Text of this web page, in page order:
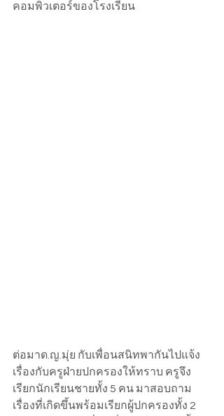
คอมพิวเตอร์ของโรงเรียน
ต่อมาด.ญ.มุ่ย กับเพื่อนสนิทพากันไปแจ้ง
เรื่องกับครูฝ่ายปกครองให้ทราบ ครูจึง
เรียกนักเรียนชายทั้ง 5 คน มาสอบถาม
เรื่องที่เกิดขึ้นพร้อมเรียกผู้ปกครองทั้ง 2